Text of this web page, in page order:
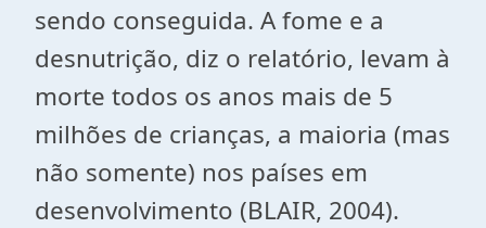
sendo conseguida. A fome e a
desnutrição, diz o relatório, levam à
morte todos os anos mais de 5
milhões de crianças, a maioria (mas
não somente) nos países em
desenvolvimento (BLAIR, 2004).